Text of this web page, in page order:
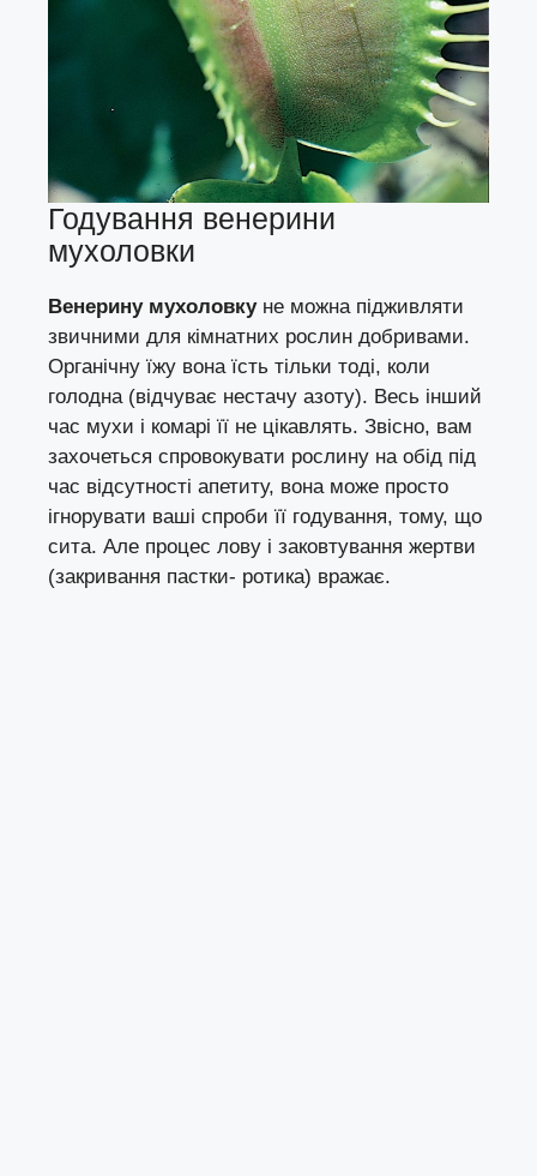
Годування венерини
мухоловки
Венерину мухоловкуне можна підживляти
звичними для кімнатних рослин добривами.
Органічну їжу вона їсть тільки тоді, коли
голодна (відчуває нестачу азоту). Весь інший
час мухи і комарі її не цікавлять. Звісно, вам
захочеться спровокувати рослину на обід під
час відсутності апетиту, вона може просто
ігнорувати ваші спроби її годування, тому, що
сита. Але процес лову і заковтування жертви
(закривання пастки- ротика) вражає.